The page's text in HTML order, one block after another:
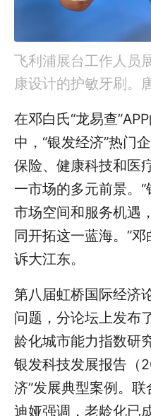
飞利浦展台工作人员
康设计的护敏牙刷。
在邓白氏“龙易查
中，“银发经济”热门
保险、健康科技和医
一市场的多元前景。
市场空间和服务机遇
同开拓这一蓝海。”
诉大江东。
第八届虹桥国际经济
问题，分论坛上发布
龄化城市能力指数研
银发科技发展报告（
济”发展典型案例。
迪娅强调，老龄化已